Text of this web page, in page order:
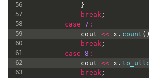
}
break ;
case
7 :
			cout
<< x . count ( )
break ;
case
8 :
			cout
<< x .
break ;